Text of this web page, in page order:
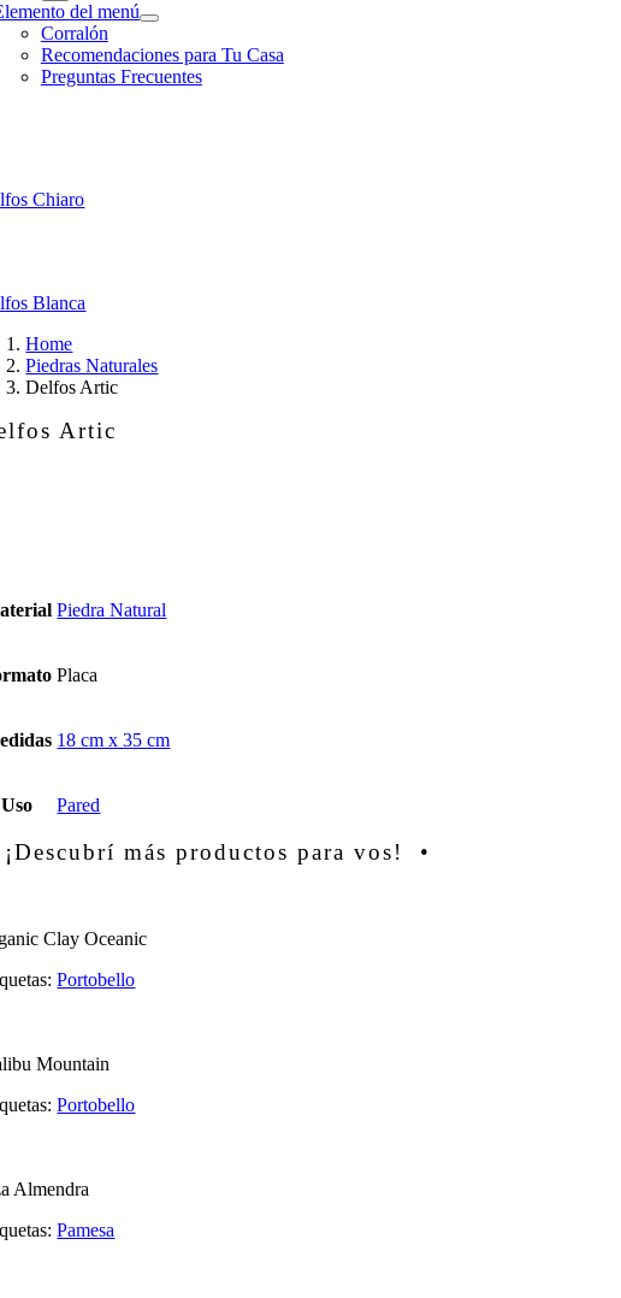
del menú
Corralón
Recomendaciones para Tu Casa
Preguntas Frecuentes
Chiaro
Blanca
Home
Piedras Naturales
Delfos Artic
Artic
Piedra Natural
Placa
18 cm x 35 cm
Uso Pared
más productos para vos! •
Clay Oceanic
Portobello
Mountain
Portobello
Almendra
Pamesa